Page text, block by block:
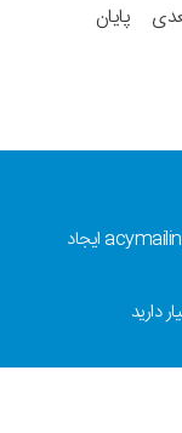
پایان
این بخش توسط افزونه خبرنامه قدرتمند acymailing ایجاد
دارید